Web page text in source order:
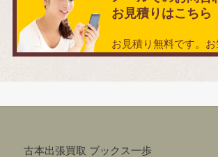
お見積りはこちら
お見積り無料です。
古本出張買取 ブックス一歩